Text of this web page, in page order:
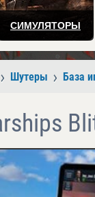
СИМУЛЯТОРЫ
Шутеры База